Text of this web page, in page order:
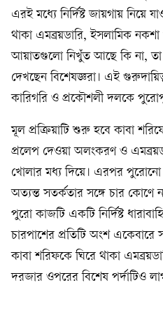
এরই মধ্যে নির্দিষ্ট জায়গায় নিয়ে
থাকা এমব্রয়ডারি, ইসলামিক
আয়াতগুলো নিখুঁত আছে কি না, তা
দেখছেন বিশেষজ্ঞরা। এই
কারিগরি ও প্রকৌশলী দলকে
মূল প্রক্রিয়াটি শুরু হবে কাবা
প্রলেপ দেওয়া অলংকরণ ও
খোলার মধ্য দিয়ে। এরপর
অত্যন্ত সতর্কতার সঙ্গে চার
পুরো কাজটি একটি নির্দিষ্ট
চারপাশের প্রতিটি অংশ একেবারে
কাবা শরিফকে ঘিরে থাকা
দরজার ওপরের বিশেষ পর্দাটিও